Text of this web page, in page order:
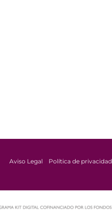
Aviso Legal Política de privacidad